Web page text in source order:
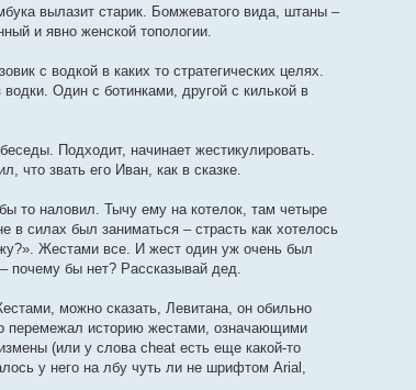
вылазит старик. Бомжеватого вида, штаны –
и явно женской топологии.
с водкой в каких то стратегических целях.
Один с ботинками, другой с килькой в
Подходит, начинает жестикулировать.
звать его Иван, как в сказке.
то наловил. Тычу ему на котелок, там четыре
в силах был заниматься – страсть как хотелось
Жестами все. И жест один уж очень был
почему бы нет? Рассказывай дед.
можно сказать, Левитана, он обильно
перемежал историю жестами, означающими
(или у слова cheat есть еще какой-то
у него на лбу чуть ли не шрифтом Arial,